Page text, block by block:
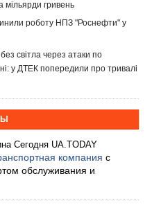
гривень
роботу НПЗ "Роснефти" у
світла через атаки по
у ДТЕК попередили про тривалі
Сегодня UA.TODAY
компания с
обслуживания и